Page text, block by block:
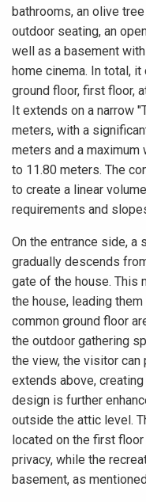
bathrooms, an olive
outdoor seating, an
well as a basement
home cinema. In total,
ground floor, first floor,
It extends on a narrow
meters, with a
meters and a
to 11.80 meters. The
to create a linear
requirements and
On the entrance side, a
gradually descends
gate of the house. This
the house, leading
common ground floor
the outdoor gathering
the view, the visitor
extends above,
design is further
outside the attic level.
located on the first
privacy, while the
basement, as